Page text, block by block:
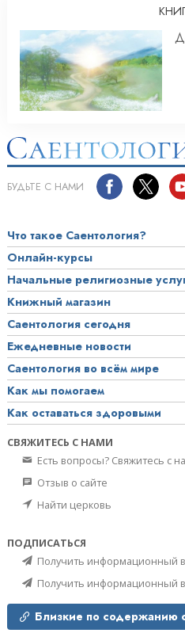
БУДЬТЕ С НАМИ
Что такое Саентология?
Онлайн-курсы
Начальные религиозные
Книжный магазин
Саентология сегодня
Ежедневные новости
Саентология во всём мире
Как мы помогаем
Как оставаться здоровыми
СВЯЖИТЕСЬ С НАМИ
Есть вопросы? Свяжитесь с
Отзыв о сайте
Найти церковь
ПОДПИСАТЬСЯ
Получить информационный
Получить информационный
Близкие по содержанию